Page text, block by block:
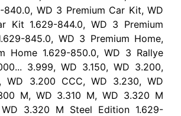
840.0, WD 3 Premium Car Kit, WD
Kit 1.629-844.0, WD 3 Premium
845.0, WD 3 Premium Home,
Home 1.629-850.0, WD 3 Rallye
3.999, WD 3.150, WD 3.200,
WD 3.200 CCC, WD 3.230, WD
M, WD 3.310 M, WD 3.320 M
3.320 M Steel Edition 1.629-